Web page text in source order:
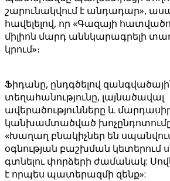
շարունակվում է անդադար»,
հավելելով, որ «Գազայի
միլիոն մարդ աննկարագրելի
կրում»։
Ֆիդանը, ընդգծելով
տեղահանությունը, լայնածավալ
ավերածությունները և
կանխամտածված
«Խաղաղ բնակիչներ են
օգնության բաշխման կետերում
գտնելու փորձերի ժամանակ:
է որպես պատերազմի զենք»: